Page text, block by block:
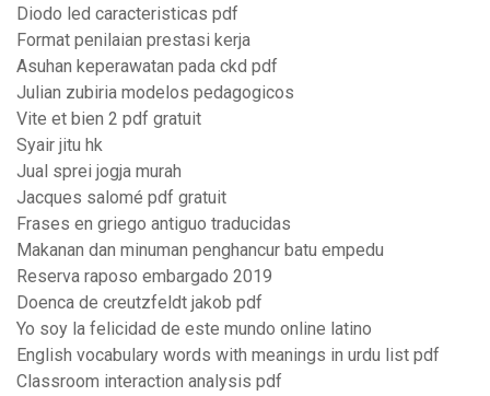
Diodo led caracteristicas pdf
Format penilaian prestasi kerja
Asuhan keperawatan pada ckd pdf
Julian zubiria modelos pedagogicos
Vite et bien 2 pdf gratuit
Syair jitu hk
Jual sprei jogja murah
Jacques salomé pdf gratuit
Frases en griego antiguo traducidas
Makanan dan minuman penghancur batu empedu
Reserva raposo embargado 2019
Doenca de creutzfeldt jakob pdf
Yo soy la felicidad de este mundo online latino
English vocabulary words with meanings in urdu list pdf
Classroom interaction analysis pdf